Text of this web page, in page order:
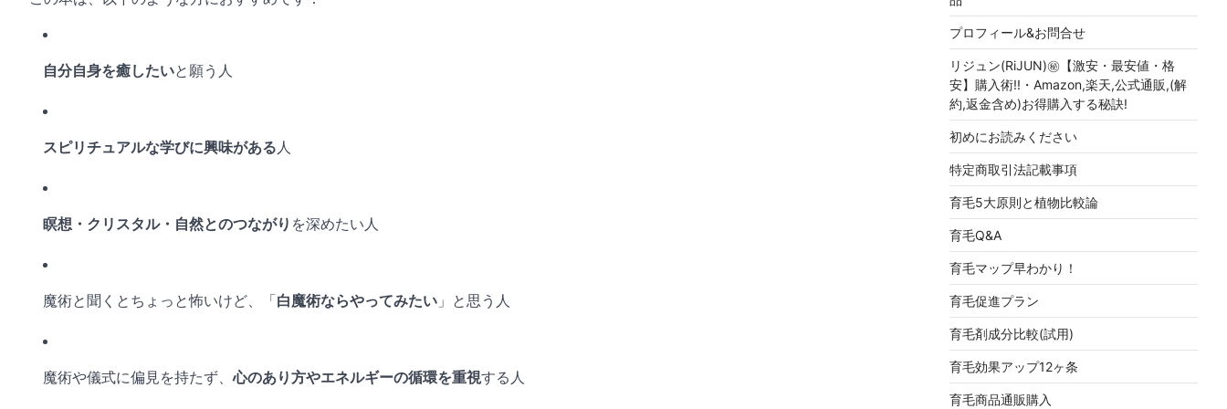
自分自身を癒したいと願う人
スピリチュアルな学びに興味がある 人
瞑想・クリスタル・自然とのつながり を深めたい人
魔術と聞くとちょっと怖いけど、「白魔術ならやってみたい 」と思う人
魔術や儀式に偏見を持たず、心のあり方やエネルギーの循環を重視する人
プロフィール&お問合せ
リジュン(RiJUN)㊙【激安・最安値・格
安】購入術!!・Amazon,楽天,公式通販,(解
約,返金含め)お得購入する秘訣!
初めにお読みください
特定商取引法記載事項
育毛5大原則と植物比較論
育毛Q&A
育毛マップ早わかり！
育毛促進プラン
育毛剤成分比較(試用)
育毛効果アップ12ヶ条
育毛商品通販購入